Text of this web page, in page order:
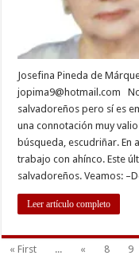
Josefina Pineda de
jopima9@hotmail.com
salvadoreños pero sí es
una connotación muy
búsqueda, escudriñar. En
trabajo con ahínco. Este
salvadoreños. Veamos:
Leer artículo completo
« First ... « 8 9